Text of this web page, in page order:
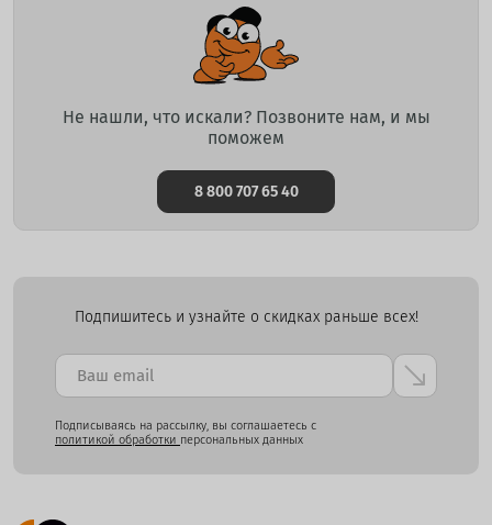
Не нашли, что искали? Позвоните нам, и мы
поможем
8 800 707 65 40
Подпишитесь и узнайте о скидках раньше всех!
Подписываясь на рассылку, вы соглашаетесь с
политикой обработки персональных данных